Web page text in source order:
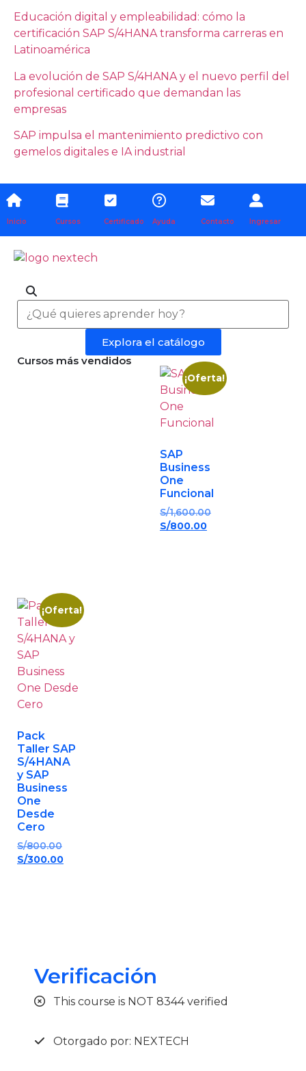
Educación digital y empleabilidad: cómo la
certificación SAP S/4HANA transforma carreras en
Latinoamérica
La evolución de SAP S/4HANA y el nuevo perfil del
profesional certificado que demandan las
empresas
SAP impulsa el mantenimiento predictivo con
gemelos digitales e IA industrial
Inicio Cursos Certificado Ayuda Contacto Ingresar
Explora el catálogo
Cursos más vendidos
¡Oferta!
SAP
Business
One
Funcional
S/1,600.00
S/800.00
¡Oferta!
Pack
Taller SAP
S/4HANA
y SAP
Business
One
Desde
Cero
S/800.00
S/300.00
Verificación
This course is NOT 8344 verified
Otorgado por: NEXTECH